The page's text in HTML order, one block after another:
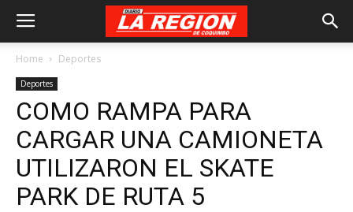
Home Deportes
Deportes
COMO RAMPA PARA
CARGAR UNA CAMIONETA
UTILIZARON EL SKATE
PARK DE RUTA 5